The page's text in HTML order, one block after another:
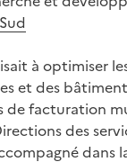
à optimiser
et des
de facturation
des
dans